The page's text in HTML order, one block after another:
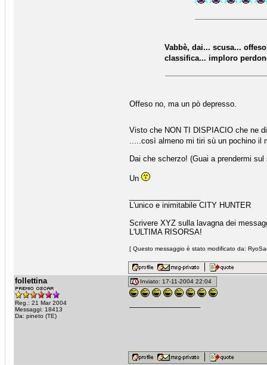
Vabbè, dai... scusa...
classifica... imploro
Offeso no, ma un pò depresso.
Visto che NON TI DISPIACIO che ne
.....così almeno mi tiri sù un pochino il
Dai che scherzo! (Guai a prendermi
Un
L'unico e inimitabile CITY HUNTER
Scrivere XYZ sulla lavagna dei
L'ULTIMA RISORSA!
[ Questo messaggio è stato modificato da:
follettina
Reg.: 21 Mar 2004
Messaggi: 18413
Da: pineto (TE)
Inviato: 17-11-2004 22:04